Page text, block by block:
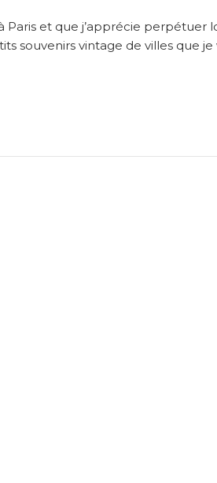
Paris et que j’apprécie perpétuer
souvenirs vintage de villes que je